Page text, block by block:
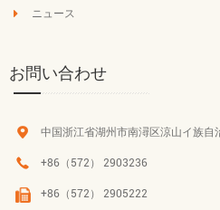
ニュース
お問い合わせ
中国浙江省湖州市南潯区涼山イ族自
+86（572） 2903236
+86（572） 2905222